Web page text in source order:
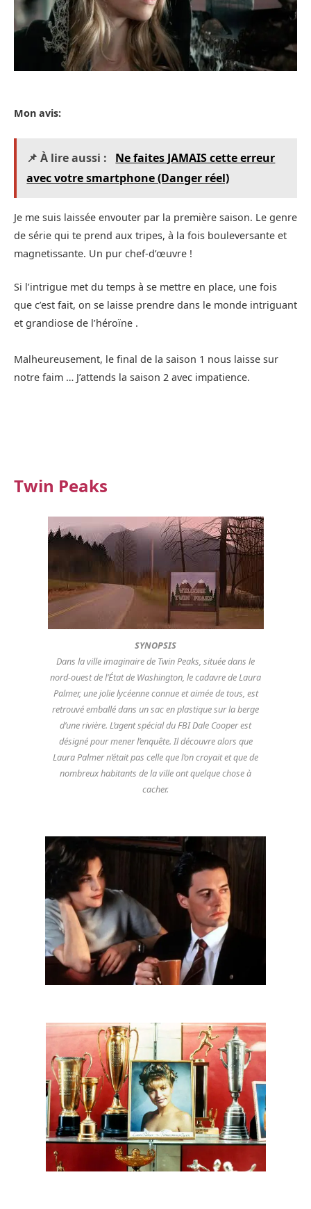
Mon avis:
📌 À lire aussi :
Ne faites JAMAIS cette erreur
avec votre smartphone (Danger réel)
Je me suis laissée envouter par la première saison. Le genre
de série qui te prend aux tripes, à la fois bouleversante et
magnetissante. Un pur chef-d’œuvre !
Si l’intrigue met du temps à se mettre en place, une fois
que c’est fait, on se laisse prendre dans le monde intriguant
et grandiose de l’héroïne .
Malheureusement, le final de la saison 1 nous laisse sur
notre faim … J’attends la saison 2 avec impatience.
Twin Peaks
SYNOPSIS
Dans la ville imaginaire de Twin Peaks, située dans le
nord-ouest de l’État de Washington, le cadavre de Laura
Palmer, une jolie lycéenne connue et aimée de tous, est
retrouvé emballé dans un sac en plastique sur la berge
d’une rivière. L’agent spécial du FBI Dale Cooper est
désigné pour mener l’enquête. Il découvre alors que
Laura Palmer n’était pas celle que l’on croyait et que de
nombreux habitants de la ville ont quelque chose à
cacher.